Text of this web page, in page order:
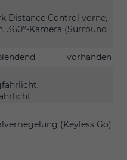
Distance Control vorne,
360°-Kamera (Surround
vorhanden
(Keyless Go)